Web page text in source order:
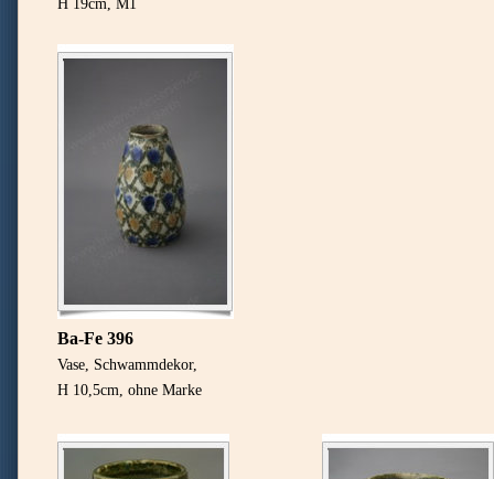
Ba-Fe 396
Vase, Schwammdekor,
H 10,5cm, ohne Marke